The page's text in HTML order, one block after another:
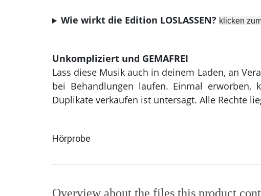
Wie wirkt die Edition LOSLASSEN? klicken
Unkompliziert und GEMAFREI
Lass diese Musik auch in deinem Laden, an
bei Behandlungen laufen. Einmal erworben,
Duplikate verkaufen ist untersagt. Alle Rechte
Hörprobe
Overview about the files this product